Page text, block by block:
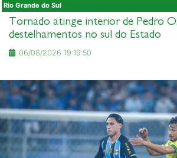
Rio Grande do Sul
Tornado atinge interior de Pedro
destelhamentos no sul do Estado
06/08/2026 19:19:50